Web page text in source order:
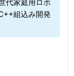
代家庭用ロボ
組込み開発